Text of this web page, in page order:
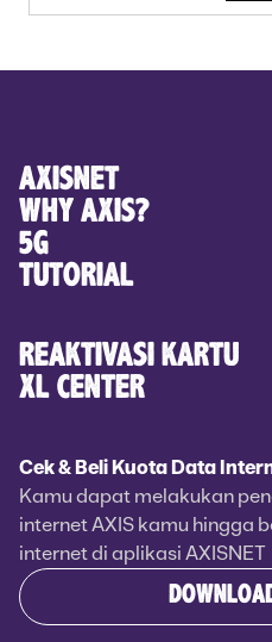
AXISNET
WHY AXIS?
5G
TUTORIAL
REAKTIVASI KARTU
XL CENTER
Cek & Beli Kuota Data
Kamu dapat melakukan
internet AXIS kamu hingga
internet di aplikasi AXISNET